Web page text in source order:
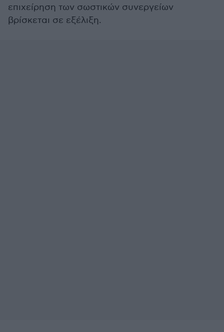
επιχείρηση των σωστικών συνεργείων
βρίσκεται σε εξέλιξη.